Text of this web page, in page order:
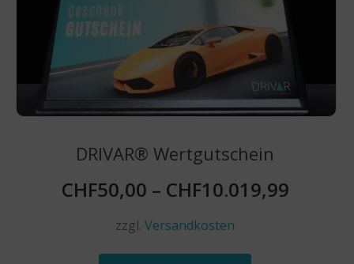
DRIVAR® Wertgutschein
CHF50,00 – CHF10.019,99
zzgl.Versandkosten